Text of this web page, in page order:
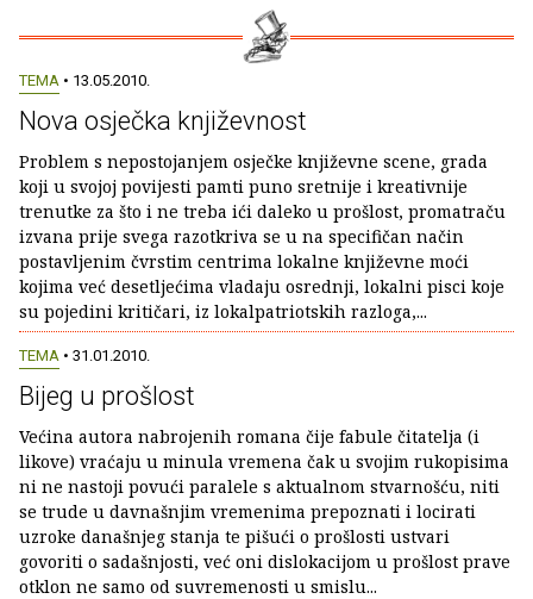
TEMA • 13.05.2010.
Nova osječka književnost
Problem s nepostojanjem osječke književne scene, grada
koji u svojoj povijesti pamti puno sretnije i kreativnije
trenutke za što i ne treba ići daleko u prošlost, promatraču
izvana prije svega razotkriva se u na specifičan način
postavljenim čvrstim centrima lokalne književne moći
kojima već desetljećima vladaju osrednji, lokalni pisci koje
su pojedini kritičari, iz lokalpatriotskih razloga,...
TEMA • 31.01.2010.
Bijeg u prošlost
Većina autora nabrojenih romana čije fabule čitatelja (i
likove) vraćaju u minula vremena čak u svojim rukopisima
ni ne nastoji povući paralele s aktualnom stvarnošću, niti
se trude u davnašnjim vremenima prepoznati i locirati
uzroke današnjeg stanja te pišući o prošlosti ustvari
govoriti o sadašnjosti, već oni dislokacijom u prošlost prave
otklon ne samo od suvremenosti u smislu...